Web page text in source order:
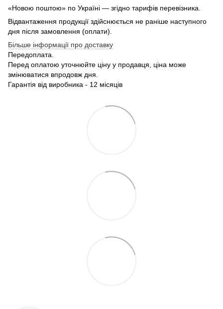
«Новою поштою» по Україні — згідно тарифів перевізника.
Відвантаження продукції здійснюється не раніше наступного
дня після замовлення (оплати).
Більше інформації про доставку
Передоплата.
Перед оплатою уточнюйте ціну у продавця, ціна може
змінюватися впродовж дня.
Гарантія від виробника - 12 місяців